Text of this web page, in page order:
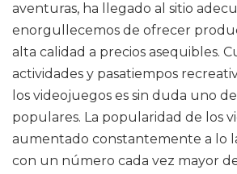
aventuras, ha llegado al sitio
enorgullecemos de ofrecer
alta calidad a precios asequibles.
actividades y pasatiempos
los videojuegos es sin duda uno
populares. La popularidad de los
aumentado constantemente a lo
con un número cada vez mayor